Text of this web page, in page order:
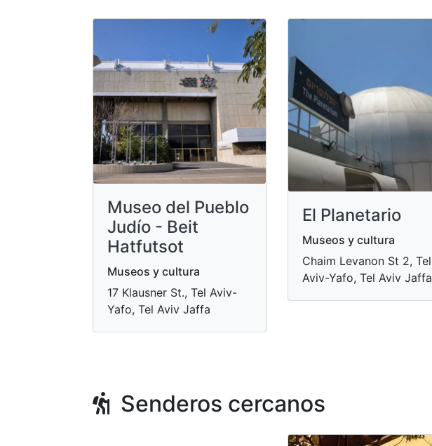
Museo del Pueblo
Judío - Beit
Hatfutsot
Museos y cultura
17 Klausner St., Tel Aviv-
Yafo, Tel Aviv Jaffa
El Planetario
Museos y cultura
Chaim Levanon St 2, Tel
Aviv-Yafo, Tel Aviv Jaffa
Senderos cercanos